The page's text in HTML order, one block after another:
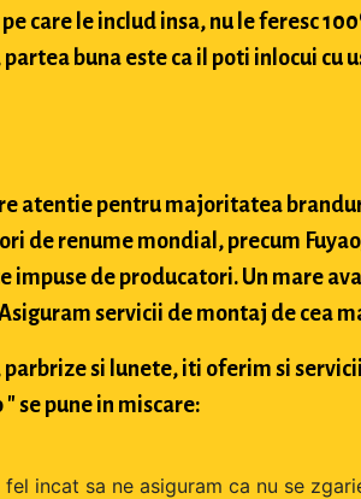
care le includ insa, nu le feresc
buna este ca il poti inlocui
atentie pentru majoritatea
de renume mondial, precum
de producatori. Un mare
servicii de montaj de cea
si lunete, iti oferim si
se pune in miscare:
incat sa ne asiguram ca nu se